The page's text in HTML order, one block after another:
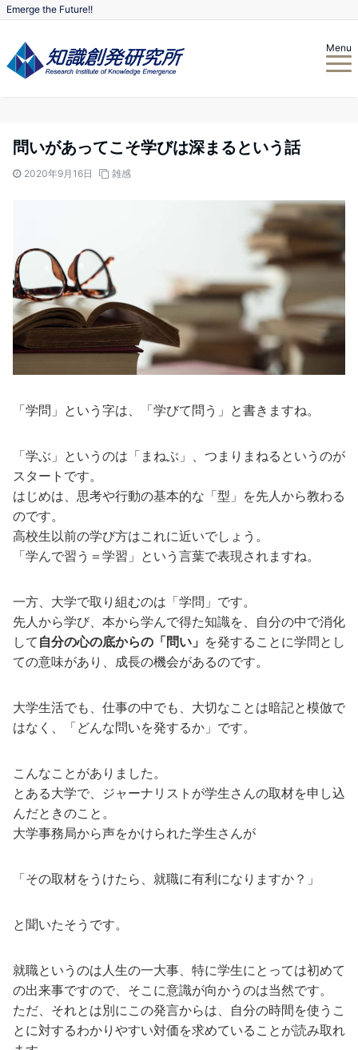
Emerge the Future!!
Menu
問いがあってこそ学びは深まるという話
2020年9月16日 雑感
「学問」という字は、「学びて問う」と書きますね。
「学ぶ」というのは「まねぶ」、つまりまねるというのが
スタートです。
はじめは、思考や行動の基本的な「型」を先人から教わる
のです。
高校生以前の学び方はこれに近いでしょう。
「学んで習う＝学習」という言葉で表現されますね。
一方、大学で取り組むのは「学問」です。
先人から学び、本から学んで得た知識を、自分の中で消化
して 自分の心の底からの「問い」 を発することに学問とし
ての意味があり、成長の機会があるのです。
大学生活でも、仕事の中でも、大切なことは暗記と模倣で
はなく、「どんな問いを発するか」です。
こんなことがありました。
とある大学で、ジャーナリストが学生さんの取材を申し込
んだときのこと。
大学事務局から声をかけられた学生さんが
「その取材をうけたら、就職に有利になりますか？」
と聞いたそうです。
就職というのは人生の一大事、特に学生にとっては初めて
の出来事ですので、そこに意識が向かうのは当然です。
ただ、それとは別にこの発言からは、自分の時間を使うこ
とに対するわかりやすい対価を求めていることが読み取れ